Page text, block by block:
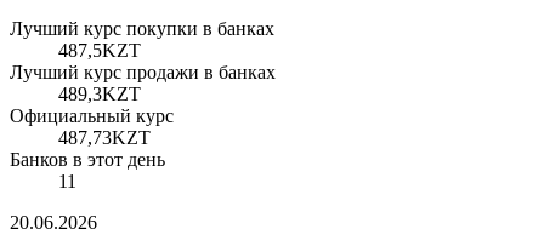
Лучший курс покупки в банках
487,5KZT
Лучший курс продажи в банках
489,3KZT
Официальный курс
487,73KZT
Банков в этот день
11
20.06.2026